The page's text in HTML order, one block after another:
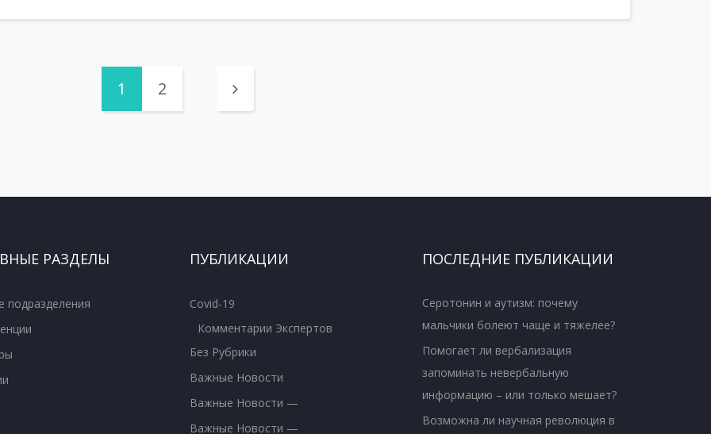
1 2
РАЗДЕЛЫ
подразделения
ПУБЛИКАЦИИ
Covid-19
Комментарии Экспертов
Без Рубрики
Важные Новости
Важные Новости —
Важные Новости —
ПОСЛЕДНИЕ ПУБЛИКАЦИИ
Серотонин и аутизм: почему
мальчики болеют чаще и тяжелее?
Помогает ли вербализация
запоминать невербальную
информацию – или только мешает?
Возможна ли научная революция в